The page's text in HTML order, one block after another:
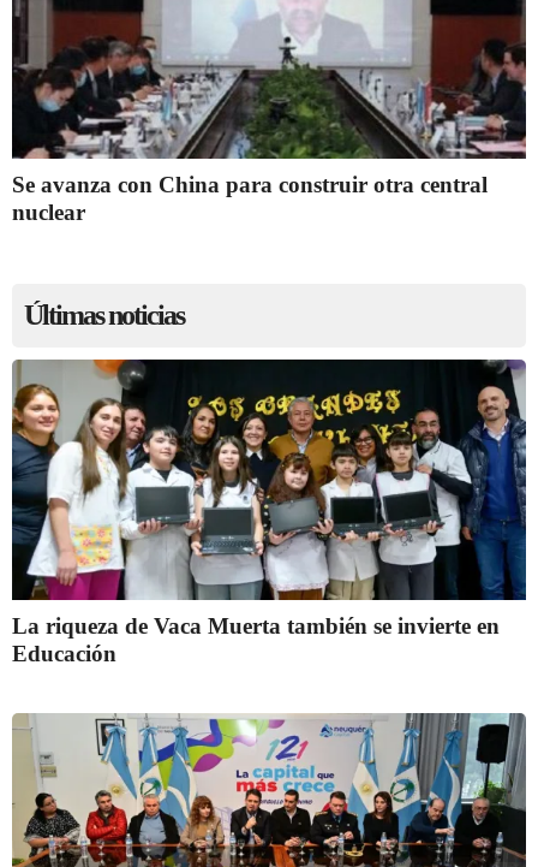
Se avanza con China para construir otra central
nuclear
Últimas noticias
La riqueza de Vaca Muerta también se invierte en
Educación